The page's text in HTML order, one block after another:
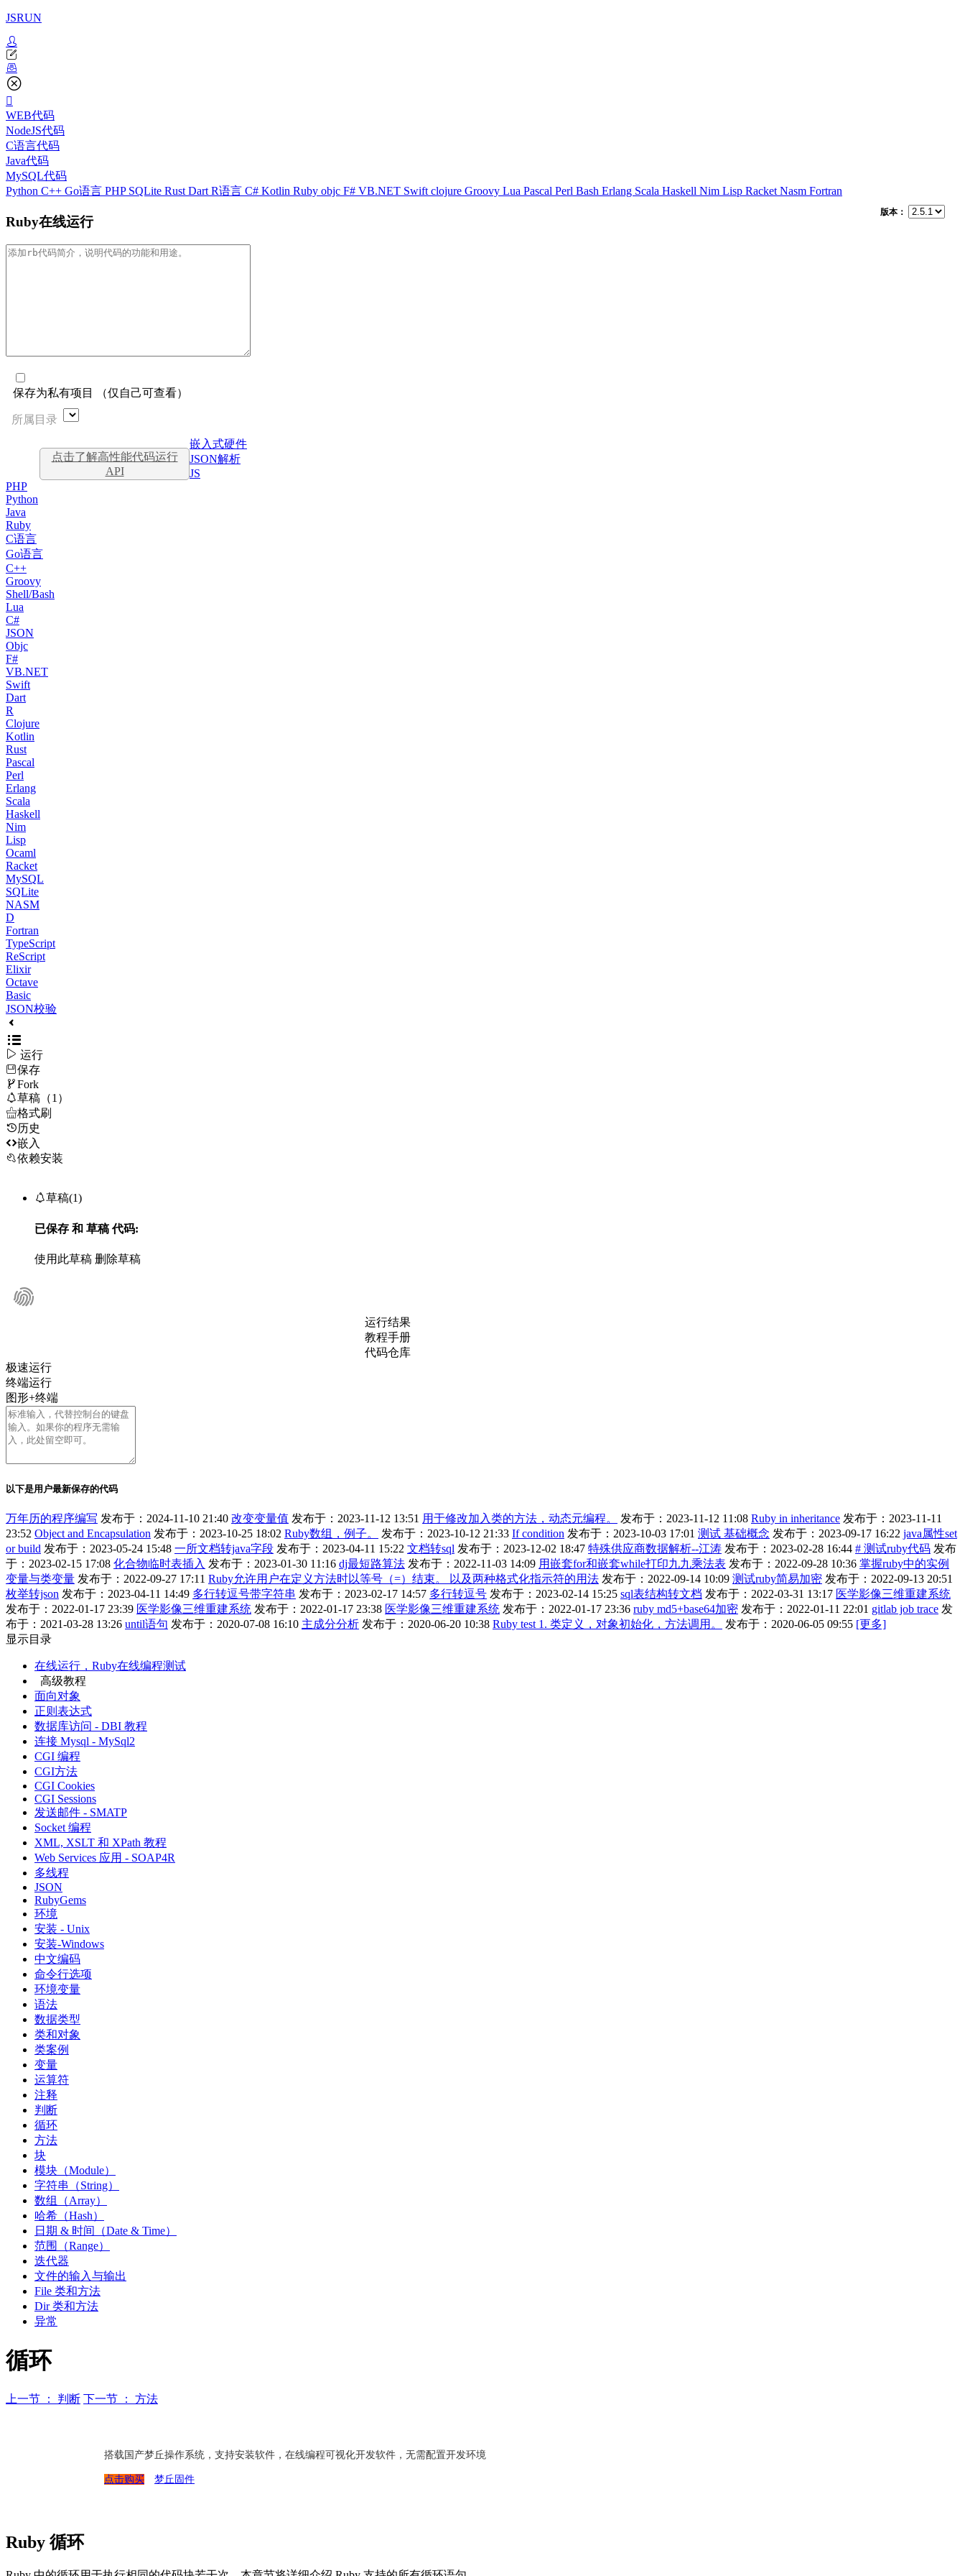
JSRUN
WEB代码
NodeJS代码
C语言代码
Java代码
MySQL代码
Python C++ Go语言 PHP SQLite Rust Dart R语言 C# Kotlin Ruby objc F# VB.NET Swift clojure Groovy Lua Pascal Perl Bash Erlang Scala Haskell Nim Lisp Racket Nasm Fortran
Ruby在线运行
版本：
保存为私有项目 （仅自己可查看）
所属目录
点击了解高性能代码运行
API
嵌入式硬件
JSON解析
JS
PHP
Python
Java
Ruby
C语言
Go语言
C++
Groovy
Shell/Bash
Lua
C#
JSON
Objc
F#
VB.NET
Swift
Dart
R
Clojure
Kotlin
Rust
Pascal
Perl
Erlang
Scala
Haskell
Nim
Lisp
Ocaml
Racket
MySQL
SQLite
NASM
D
Fortran
TypeScript
ReScript
Elixir
Octave
Basic
JSON校验
 运行
保存
Fork
草稿（1）
格式刷
历史
嵌入
依赖安装
草稿(1)
已保存 和 草稿代码:
使用此草稿 删除草稿
运行结果
教程手册
代码仓库
极速运行
终端运行
图形+终端
以下是用户最新保存的代码
万年历的程序编写 发布于：2024-11-10 21:40 改变变量值 发布于：2023-11-12 13:51 用于修改加入类的方法，动态元编程。 发布于：2023-11-12 11:08 Ruby in inheritance 发布于：2023-11-11
23:52 Object and Encapsulation 发布于：2023-10-25 18:02 Ruby数组，例子。 发布于：2023-10-12 21:33 If condition 发布于：2023-10-03 17:01 测试 基础概念 发布于：2023-09-17 16:22 java属性set
or build 发布于：2023-05-24 15:48 一所文档转java字段 发布于：2023-04-11 15:22 文档转sql 发布于：2023-12-02 18:47 特殊供应商数据解析--江涛 发布于：2023-02-28 16:44 # 测试ruby代码 发布
于：2023-02-15 17:08 化合物临时表插入 发布于：2023-01-30 11:16 dj最短路算法 发布于：2022-11-03 14:09 用嵌套for和嵌套while打印九九乘法表 发布于：2022-09-28 10:36 掌握ruby中的实例
变量与类变量 发布于：2022-09-27 17:11 Ruby允许用户在定义方法时以等号（=）结束。 以及两种格式化指示符的用法 发布于：2022-09-14 10:09 测试ruby简易加密 发布于：2022-09-13 20:51
枚举转json 发布于：2023-04-11 14:49 多行转逗号带字符串 发布于：2023-02-17 14:57 多行转逗号 发布于：2023-02-14 15:25 sql表结构转文档 发布于：2022-03-31 13:17 医学影像三维重建系统
发布于：2022-01-17 23:39 医学影像三维重建系统 发布于：2022-01-17 23:38 医学影像三维重建系统 发布于：2022-01-17 23:36 ruby md5+base64加密 发布于：2022-01-11 22:01 gitlab job trace 发
布于：2021-03-28 13:26 until语句 发布于：2020-07-08 16:10 主成分分析 发布于：2020-06-20 10:38 Ruby test 1. 类定义，对象初始化，方法调用。 发布于：2020-06-05 09:55 [更多]
显示目录
在线运行，Ruby在线编程测试
高级教程
面向对象
正则表达式
数据库访问 - DBI 教程
连接 Mysql - MySql2
CGI 编程
CGI方法
CGI Cookies
CGI Sessions
发送邮件 - SMATP
Socket 编程
XML, XSLT 和 XPath 教程
Web Services 应用 - SOAP4R
多线程
JSON
RubyGems
环境
安装 - Unix
安装-Windows
中文编码
命令行选项
环境变量
语法
数据类型
类和对象
类案例
变量
运算符
注释
判断
循环
方法
块
模块（Module）
字符串（String）
数组（Array）
哈希（Hash）
日期 & 时间（Date & Time）
范围（Range）
迭代器
文件的输入与输出
File 类和方法
Dir 类和方法
异常
循环
上一节 ： 判断 下一节 ： 方法
搭载国产梦丘操作系统，支持安装软件，在线编程可视化开发软件，无需配置开发环境
点击购买 梦丘固件
Ruby 循环